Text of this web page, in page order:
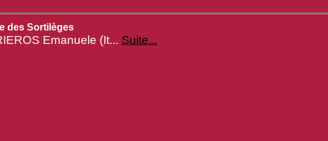
des Sortilèges
Emanuele (It... Suite...